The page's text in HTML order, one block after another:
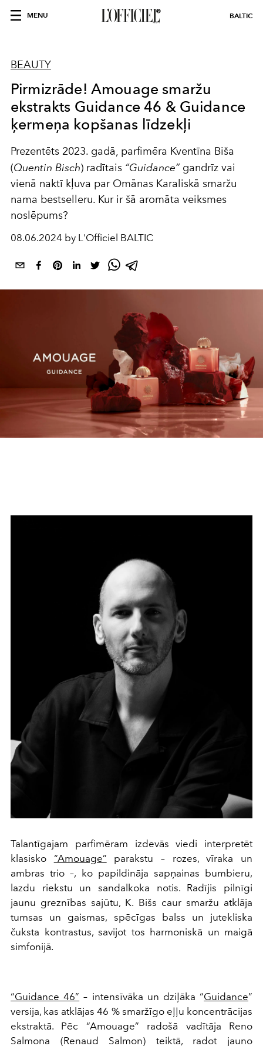
MENU BALTIC
BEAUTY
Pirmizrāde! Amouage smaržu
ekstrakts Guidance 46 & Guidance
ķermeņa kopšanas līdzekļi
Prezentēts 2023. gadā, parfimēra Kventīna Biša
(Quentin Bisch) radītais “Guidance”gandrīz vai
vienā naktī kļuva par Omānas Karaliskā smaržu
nama bestselleru. Kur ir šā aromāta veiksmes
noslēpums?
08.06.2024 by L'Officiel BALTIC
Talantīgajam parfimēram izdevās viedi interpretēt
klasisko “Amouage” parakstu – rozes, vīraka un
ambras trio –, ko papildināja sapņainas bumbieru,
lazdu riekstu un sandalkoka notis. Radījis pilnīgi
jaunu greznības sajūtu, K. Bišs caur smaržu atklāja
tumsas un gaismas, spēcīgas balss un jutekliska
čuksta kontrastus, savijot tos harmoniskā un maigā
simfonijā.
“Guidance 46” – intensīvāka un dziļāka “Guidance”
versija, kas atklājas 46 % smaržīgo eļļu koncentrācijas
ekstraktā. Pēc “Amouage” radošā vadītāja Reno
Salmona (Renaud Salmon) teiktā, radot jauno